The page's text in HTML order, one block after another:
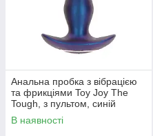
Анальна пробка з вібрацією
та фрикціями Toy Joy The
Tough, з пультом, синій
В наявності